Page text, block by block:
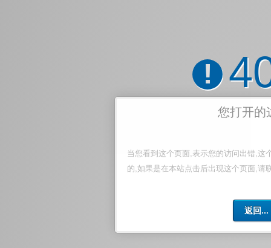
!
您打开的
当您看到这个页面,表示您的访问出错,这
的,如果是在本站点击后出现这个页面,请
返回...